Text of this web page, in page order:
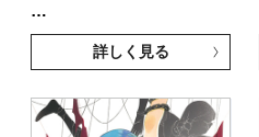
…
詳しく見る